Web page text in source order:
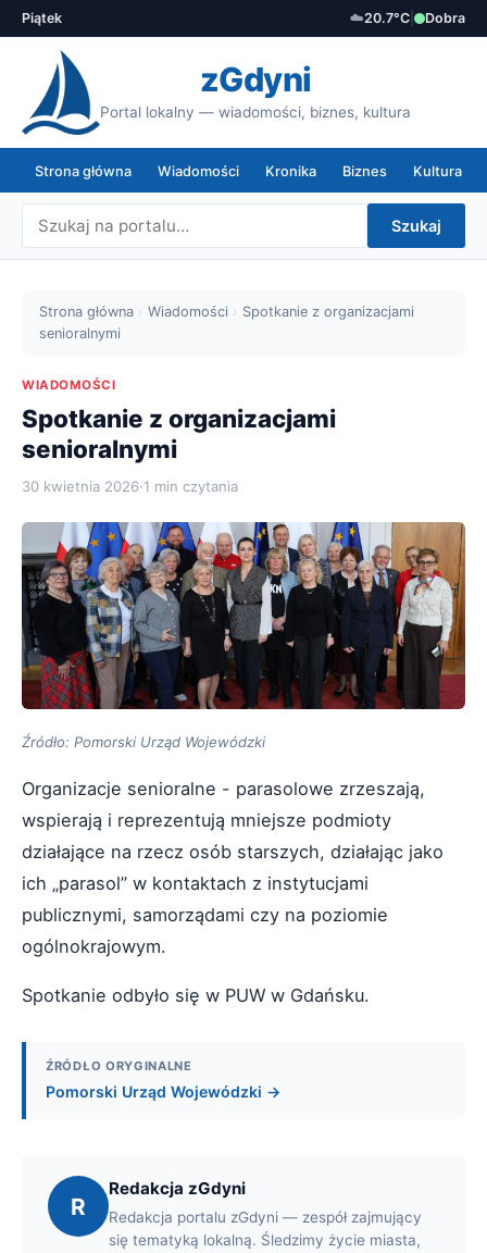
Piątek ☁️20.7°C Dobra
zGdyni
Portal lokalny — wiadomości, biznes, kultura
Strona główna Wiadomości Kronika Biznes Kultura
Szukaj
Strona główna › Wiadomości › Spotkanie z organizacjami
senioralnymi
WIADOMOŚCI
Spotkanie z organizacjami
senioralnymi
30 kwietnia 2026·1 min czytania
Źródło: Pomorski Urząd Wojewódzki
Organizacje senioralne - parasolowe zrzeszają,
wspierają i reprezentują mniejsze podmioty
działające na rzecz osób starszych, działając jako
ich „parasol” w kontaktach z instytucjami
publicznymi, samorządami czy na poziomie
ogólnokrajowym.
Spotkanie odbyło się w PUW w Gdańsku.
ŹRÓDŁO ORYGINALNE
Pomorski Urząd Wojewódzki →
R
Redakcja zGdyni
Redakcja portalu zGdyni — zespół zajmujący
się tematyką lokalną. Śledzimy życie miasta,